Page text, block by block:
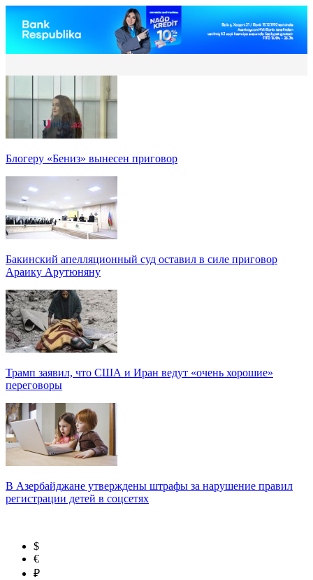
Блогеру «Бениз» вынесен приговор
Бакинский апелляционный суд оставил в силе приговор
Араику Арутюняну
Трамп заявил, что США и Иран ведут «очень хорошие»
переговоры
В Азербайджане утверждены штрафы за нарушение правил
регистрации детей в соцсетях
$
€
₽